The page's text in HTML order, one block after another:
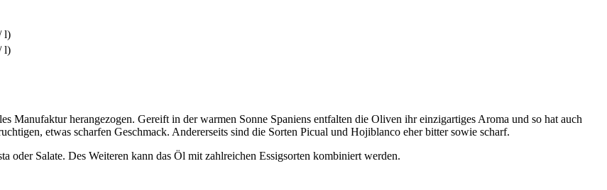
l)
l)
Manufaktur herangezogen. Gereift in der warmen Sonne Spaniens entfalten die Oliven ihr einzigartiges Aroma und so hat auch
etwas scharfen Geschmack. Andererseits sind die Sorten Picual und Hojiblanco eher bitter sowie scharf.
oder Salate. Des Weiteren kann das Öl mit zahlreichen Essigsorten kombiniert werden.